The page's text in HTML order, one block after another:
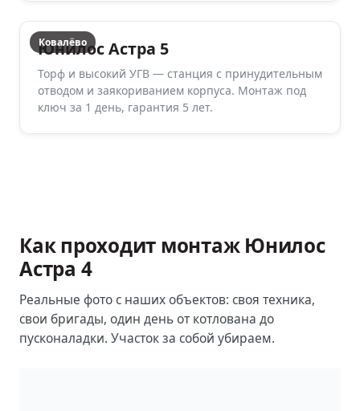
Ковалёво
Юнилос Астра 5
Торф и высокий УГВ — станция с принудительным
отводом и заякориванием корпуса. Монтаж под
ключ за 1 день, гарантия 5 лет.
Как проходит монтаж Юнилос
Астра 4
Реальные фото с наших объектов: своя техника,
свои бригады, один день от котлована до
пусконаладки. Участок за собой убираем.